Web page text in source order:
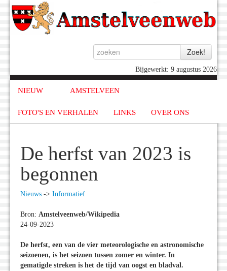
Bijgewerkt: 9 augustus 2026
NIEUW AMSTELVEEN
FOTO'S EN VERHALEN LINKS OVER ONS
De herfst van 2023 is
begonnen
Nieuws -> Informatief
Bron: Amstelveenweb/Wikipedia
24-09-2023
De herfst, een van de vier meteorologische en astronomische
seizoenen, is het seizoen tussen zomer en winter. In
gematigde streken is het de tijd van oogst en bladval.